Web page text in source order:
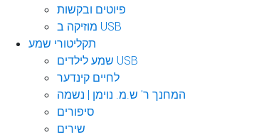
פיוטים ובקשות
מוזיקה ב USB
תקליטורי שמע
שמע לילדים USB
לחיים קינדער
המחנך ר' ש.מ. נוימן | נשמה
סיפורים
שירים